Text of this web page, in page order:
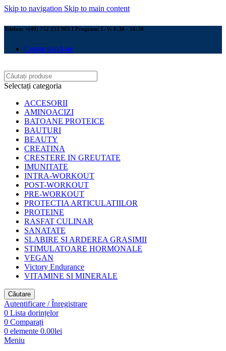
Skip to navigation Skip to main content
Telefon: +(40) 752 233 905 I Program: L-V: 8:30 - 16:30
Contactează-ne
Selectați categoria
ACCESORII
AMINOACIZI
BATOANE PROTEICE
BAUTURI
BEAUTY
CREATINA
CRESTERE IN GREUTATE
IMUNITATE
INTRA-WORKOUT
POST-WORKOUT
PRE-WORKOUT
PROTECTIA ARTICULATIILOR
PROTEINE
RASFAT CULINAR
SANATATE
SLABIRE SI ARDEREA GRASIMII
STIMULATOARE HORMONALE
VEGAN
Victory Endurance
VITAMINE SI MINERALE
Căutare
Autentificare / Înregistrare
0 Lista dorințelor
0 Comparați
0 elemente 0.00lei
Meniu